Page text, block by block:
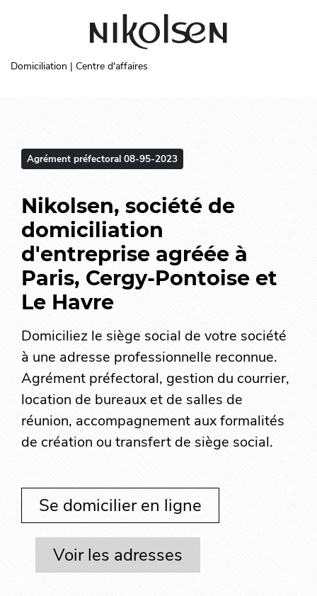
Domiciliation | Centre d'affaires
Agrément préfectoral 08-95-2023
Nikolsen, société de
domiciliation
d'entreprise agréée à
Paris, Cergy-Pontoise et
Le Havre
Domiciliez le siège social de votre société
à une adresse professionnelle reconnue.
Agrément préfectoral, gestion du courrier,
location de bureaux et de salles de
réunion, accompagnement aux formalités
de création ou transfert de siège social.
Se domicilier en ligne
Voir les adresses